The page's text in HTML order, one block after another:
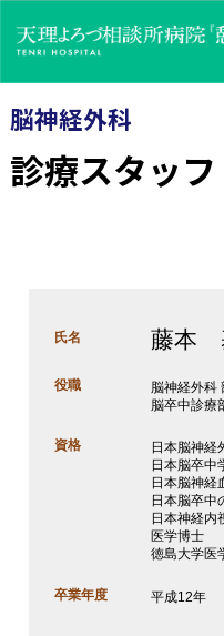
脳神経外科
診療スタッフ
氏名 藤本
役職
脳神経外科
脳卒中診療
資格
日本脳神経
日本脳卒中
日本脳神経
日本脳卒中
日本神経内
医学博士
徳島大学医
卒業年度 平成12年